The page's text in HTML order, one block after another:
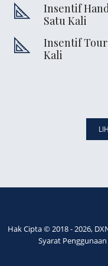
Insentif
Satu Kali
Insentif
Kali
Hak Cipta © 2018 - 2026,
Syarat Penggunaan